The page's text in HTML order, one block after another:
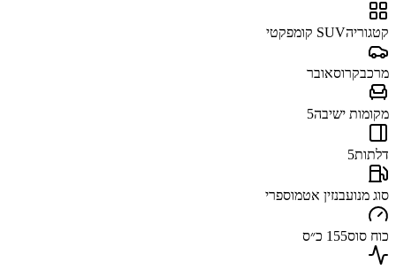
קטגוריהSUV קומפקטי
מרכבקרוסאובר
מקומות ישיבה5
דלתות5
סוג מנועבנזין אטמוספרי
כוח סוס155 כ״ס